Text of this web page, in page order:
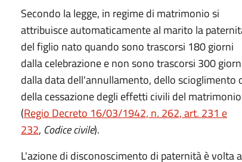
Secondo la legge, in regime di matrimonio si
attribuisce automaticamente al marito la
del figlio nato quando sono trascorsi 180 giorni
dalla celebrazione e non sono trascorsi 300
dalla data dell'annullamento, dello scioglimento
della cessazione degli effetti civili del matrimonio
(Regio Decreto 16/03/1942, n. 262, art. 231 e
232, Codice civile).
L'azione di disconoscimento di paternità è